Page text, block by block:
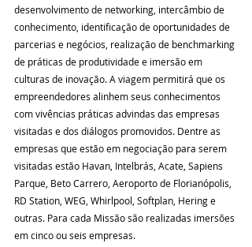
desenvolvimento de networking, intercâmbio de
conhecimento, identificação de oportunidades de
parcerias e negócios, realização de benchmarking
de práticas de produtividade e imersão em
culturas de inovação. A viagem permitirá que os
empreendedores alinhem seus conhecimentos
com vivências práticas advindas das empresas
visitadas e dos diálogos promovidos. Dentre as
empresas que estão em negociação para serem
visitadas estão Havan, Intelbrás, Acate, Sapiens
Parque, Beto Carrero, Aeroporto de Florianópolis,
RD Station, WEG, Whirlpool, Softplan, Hering e
outras. Para cada Missão são realizadas imersões
em cinco ou seis empresas.